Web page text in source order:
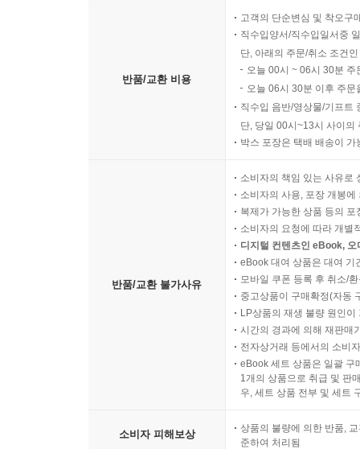
반품/교환 비용
고객의 단순변심 및 착오구
직수입양서/직수입일서중
단, 아래의 주문/취소 조건
오늘 00시 ~ 06시 30분
오늘 06시 30분 이후 주
직수입 음반/영상물/기프트
단, 당일 00시~13시 사이의
박스 포장은 택배 배송이
반품/교환 불가사유
소비자의 책임 있는 사유로
소비자의 사용, 포장 개봉
복제가 가능한 상품 등의
소비자의 요청에 따라 개별
디지털 컨텐츠인 eBook,
eBook 대여 상품은 대여 기
모바일 쿠폰 등록 후 취소/
중고상품이 구매확정(자동
LP상품의 재생 불량 원인
시간의 경과에 의해 재판매
전자상거래 등에서의 소비
eBook 세트 상품은 일괄 구
1개의 상품으로 취급 및 판
우, 세트 상품 전부 및 세트
소비자 피해보상
상품의 불량에 의한 반품,
준하여 처리됨